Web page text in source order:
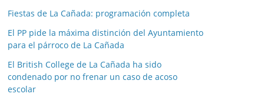
i
a
s
p
o
r
Fiestas de La Cañada: programación completa
El PP pide la máxima distinción del Ayuntamiento
para el párroco de La Cañada
El British College de La Cañada ha sido
condenado por no frenar un caso de acoso
escolar